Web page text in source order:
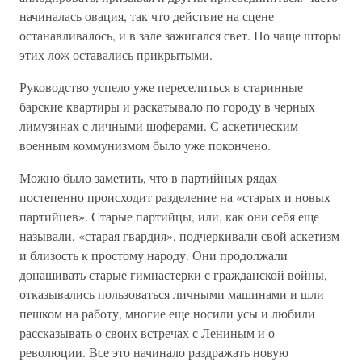
начиналась овация, так что действие на сцене
останавливалось, и в зале зажигался свет. Но чаще шторы
этих лож оставались прикрытыми.
Руководство успело уже переселиться в старинные
барские квартиры и раскатывало по городу в черных
лимузинах с личными шоферами. С аскетическим
военным коммунизмом было уже покончено.
Можно было заметить, что в партийных рядах
постепенно происходит разделение на «старых и новых
партийцев». Старые партийцы, или, как они себя еще
называли, «старая гвардия», подчеркивали свой аскетизм
и близость к простому народу. Они продолжали
донашивать старые гимнастерки с гражданской войны,
отказывались пользоваться личными машинами и шли
пешком на работу, многие еще носили усы и любили
рассказывать о своих встречах с Лениным и о
революции. Все это начинало раздражать новую